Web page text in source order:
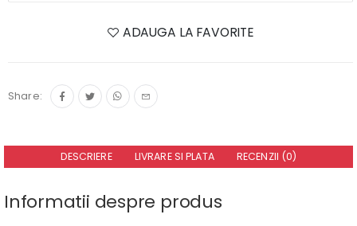
ADAUGA LA FAVORITE
Share:
DESCRIERE LIVRARE SI PLATA RECENZII (0)
Informatii despre produs